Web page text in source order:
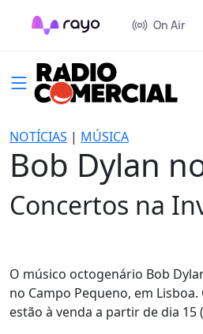
On Air
NOTÍCIAS | MÚSICA
Bob Dylan
Concertos na
O músico octogenário Bob
no Campo Pequeno, em
estão à venda a partir de dia